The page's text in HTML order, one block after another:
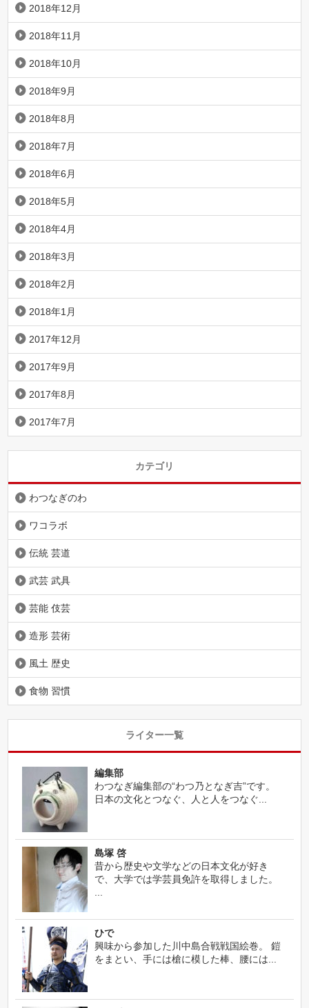
2018年12月
2018年11月
2018年10月
2018年9月
2018年8月
2018年7月
2018年6月
2018年5月
2018年4月
2018年3月
2018年2月
2018年1月
2017年12月
2017年9月
2017年8月
2017年7月
カテゴリ
わつなぎのわ
ワコラボ
伝統 芸道
武芸 武具
芸能 伎芸
造形 芸術
風土 歴史
食物 習慣
ライター一覧
編集部
わつなぎ編集部の“わつ乃となぎ吉”です。
日本の文化とつなぐ、人と人をつなぐ...
島塚 啓
昔から歴史や文学などの日本文化が好き
で、大学では学芸員免許を取得しました。
ひで
興味から参加した川中島合戦戦国絵巻。 鎧
をまとい、手には槍に模した棒、腰には...